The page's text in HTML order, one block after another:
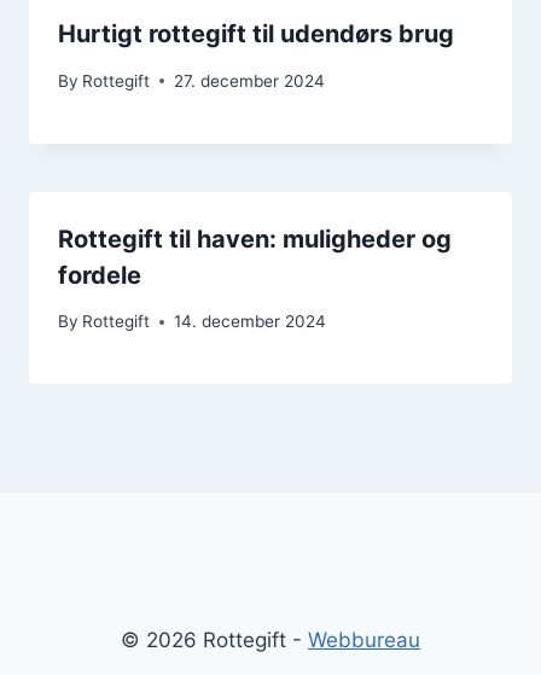
Hurtigt rottegift til udendørs brug
By Rottegift 27. december 2024
Rottegift til haven: muligheder og
fordele
By Rottegift 14. december 2024
© 2026 Rottegift - Webbureau